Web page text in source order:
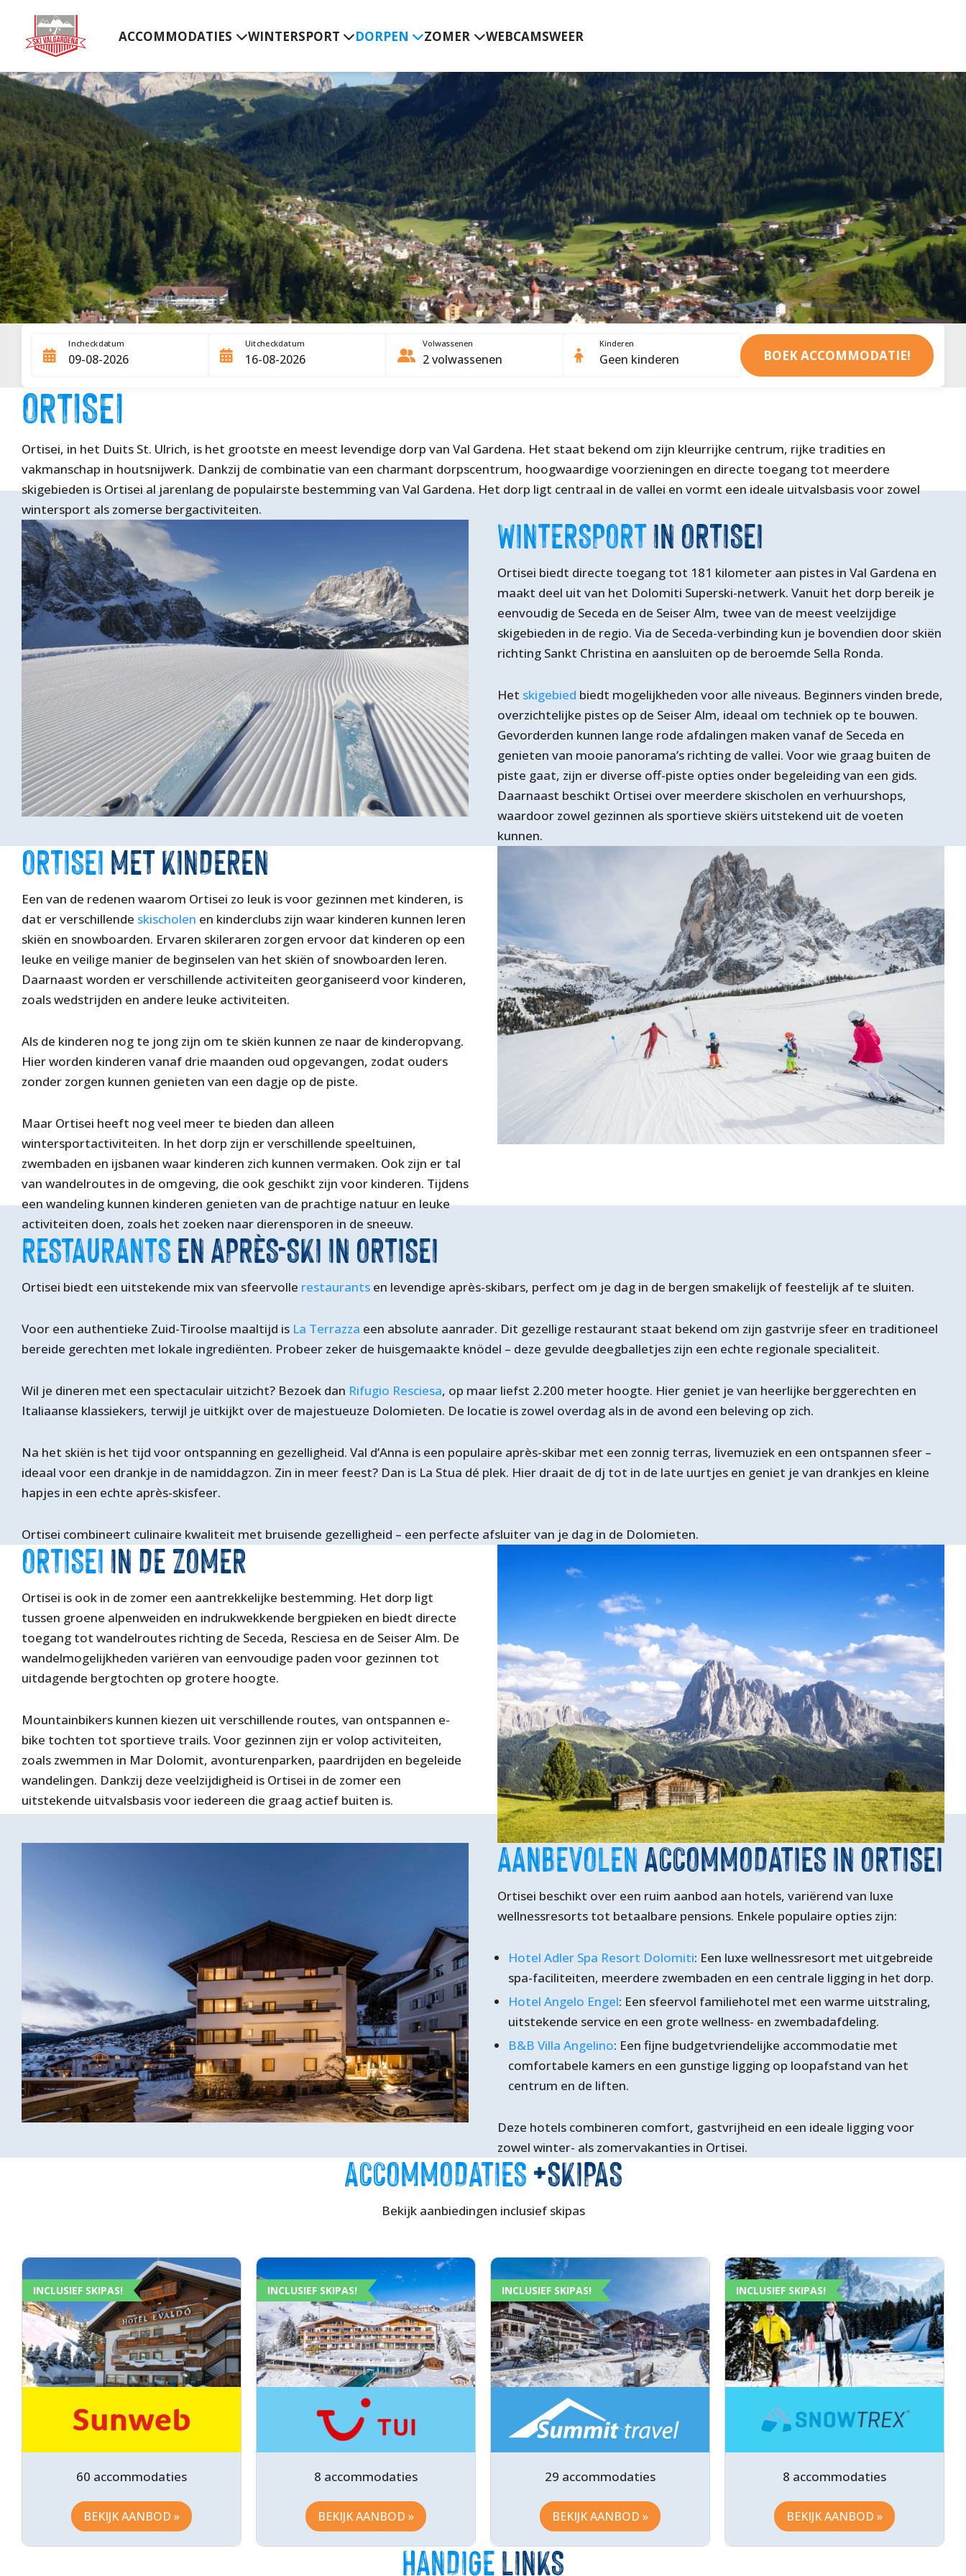
ACCOMMODATIES WINTERSPORT DORPEN ZOMER WEBCAMSWEER
Incheckdatum Uitcheckdatum Volwassenen Kinderen
BOEK ACCOMMODATIE!
ORTISEI
Ortisei, in het Duits St. Ulrich, is het grootste en meest levendige dorp van Val Gardena. Het staat bekend om zijn kleurrijke centrum, rijke tradities en
vakmanschap in houtsnijwerk. Dankzij de combinatie van een charmant dorpscentrum, hoogwaardige voorzieningen en directe toegang tot meerdere
skigebieden is Ortisei al jarenlang de populairste bestemming van Val Gardena. Het dorp ligt centraal in de vallei en vormt een ideale uitvalsbasis voor zowel
wintersport als zomerse bergactiviteiten.
WINTERSPORT IN ORTISEI
Ortisei biedt directe toegang tot 181 kilometer aan pistes in Val Gardena en
maakt deel uit van het Dolomiti Superski-netwerk. Vanuit het dorp bereik je
eenvoudig de Seceda en de Seiser Alm, twee van de meest veelzijdige
skigebieden in de regio. Via de Seceda-verbinding kun je bovendien door skiën
richting Sankt Christina en aansluiten op de beroemde Sella Ronda.
Het skigebied biedt mogelijkheden voor alle niveaus. Beginners vinden brede,
overzichtelijke pistes op de Seiser Alm, ideaal om techniek op te bouwen.
Gevorderden kunnen lange rode afdalingen maken vanaf de Seceda en
genieten van mooie panorama’s richting de vallei. Voor wie graag buiten de
piste gaat, zijn er diverse off-piste opties onder begeleiding van een gids.
Daarnaast beschikt Ortisei over meerdere skischolen en verhuurshops,
waardoor zowel gezinnen als sportieve skiërs uitstekend uit de voeten
kunnen.
ORTISEI MET KINDEREN
Een van de redenen waarom Ortisei zo leuk is voor gezinnen met kinderen, is
dat er verschillende skischolen en kinderclubs zijn waar kinderen kunnen leren
skiën en snowboarden. Ervaren skileraren zorgen ervoor dat kinderen op een
leuke en veilige manier de beginselen van het skiën of snowboarden leren.
Daarnaast worden er verschillende activiteiten georganiseerd voor kinderen,
zoals wedstrijden en andere leuke activiteiten.
Als de kinderen nog te jong zijn om te skiën kunnen ze naar de kinderopvang.
Hier worden kinderen vanaf drie maanden oud opgevangen, zodat ouders
zonder zorgen kunnen genieten van een dagje op de piste.
Maar Ortisei heeft nog veel meer te bieden dan alleen
wintersportactiviteiten. In het dorp zijn er verschillende speeltuinen,
zwembaden en ijsbanen waar kinderen zich kunnen vermaken. Ook zijn er tal
van wandelroutes in de omgeving, die ook geschikt zijn voor kinderen. Tijdens
een wandeling kunnen kinderen genieten van de prachtige natuur en leuke
activiteiten doen, zoals het zoeken naar dierensporen in de sneeuw.
RESTAURANTS EN APRÈS-SKI IN ORTISEI
Ortisei biedt een uitstekende mix van sfeervolle restaurants en levendige après-skibars, perfect om je dag in de bergen smakelijk of feestelijk af te sluiten.
Voor een authentieke Zuid-Tiroolse maaltijd is La Terrazza een absolute aanrader. Dit gezellige restaurant staat bekend om zijn gastvrije sfeer en traditioneel
bereide gerechten met lokale ingrediënten. Probeer zeker de huisgemaakte knödel – deze gevulde deegballetjes zijn een echte regionale specialiteit.
Wil je dineren met een spectaculair uitzicht? Bezoek dan Rifugio Resciesa, op maar liefst 2.200 meter hoogte. Hier geniet je van heerlijke berggerechten en
Italiaanse klassiekers, terwijl je uitkijkt over de majestueuze Dolomieten. De locatie is zowel overdag als in de avond een beleving op zich.
Na het skiën is het tijd voor ontspanning en gezelligheid. Val d’Anna is een populaire après-skibar met een zonnig terras, livemuziek en een ontspannen sfeer –
ideaal voor een drankje in de namiddagzon. Zin in meer feest? Dan is La Stua dé plek. Hier draait de dj tot in de late uurtjes en geniet je van drankjes en kleine
hapjes in een echte après-skisfeer.
Ortisei combineert culinaire kwaliteit met bruisende gezelligheid – een perfecte afsluiter van je dag in de Dolomieten.
ORTISEI IN DE ZOMER
Ortisei is ook in de zomer een aantrekkelijke bestemming. Het dorp ligt
tussen groene alpenweiden en indrukwekkende bergpieken en biedt directe
toegang tot wandelroutes richting de Seceda, Resciesa en de Seiser Alm. De
wandelmogelijkheden variëren van eenvoudige paden voor gezinnen tot
uitdagende bergtochten op grotere hoogte.
Mountainbikers kunnen kiezen uit verschillende routes, van ontspannen e-
bike tochten tot sportieve trails. Voor gezinnen zijn er volop activiteiten,
zoals zwemmen in Mar Dolomit, avonturenparken, paardrijden en begeleide
wandelingen. Dankzij deze veelzijdigheid is Ortisei in de zomer een
uitstekende uitvalsbasis voor iedereen die graag actief buiten is.
AANBEVOLEN ACCOMMODATIES IN ORTISEI
Ortisei beschikt over een ruim aanbod aan hotels, variërend van luxe
wellnessresorts tot betaalbare pensions. Enkele populaire opties zijn:
Hotel Adler Spa Resort Dolomiti: Een luxe wellnessresort met uitgebreide
spa-faciliteiten, meerdere zwembaden en een centrale ligging in het dorp.
Hotel Angelo Engel: Een sfeervol familiehotel met een warme uitstraling,
uitstekende service en een grote wellness- en zwembadafdeling.
B&B Villa Angelino: Een fijne budgetvriendelijke accommodatie met
comfortabele kamers en een gunstige ligging op loopafstand van het
centrum en de liften.
Deze hotels combineren comfort, gastvrijheid en een ideale ligging voor
zowel winter- als zomervakanties in Ortisei.
ACCOMMODATIES +SKIPAS
Bekijk aanbiedingen inclusief skipas
INCLUSIEF SKIPAS!
60 accommodaties
BEKIJK AANBOD »
INCLUSIEF SKIPAS!
8 accommodaties
BEKIJK AANBOD »
INCLUSIEF SKIPAS!
29 accommodaties
BEKIJK AANBOD »
INCLUSIEF SKIPAS!
8 accommodaties
BEKIJK AANBOD »
HANDIGE LINKS